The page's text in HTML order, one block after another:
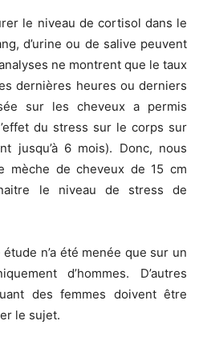
le niveau de cortisol dans le
d’urine ou de salive peuvent
ne montrent que le taux
dernières heures ou derniers
sur les cheveux a permis
du stress sur le corps sur
jusqu’à 6 mois). Donc, nous
mèche de cheveux de 15 cm
le niveau de stress de
n’a été menée que sur un
d’hommes. D’autres
des femmes doivent être
le sujet.